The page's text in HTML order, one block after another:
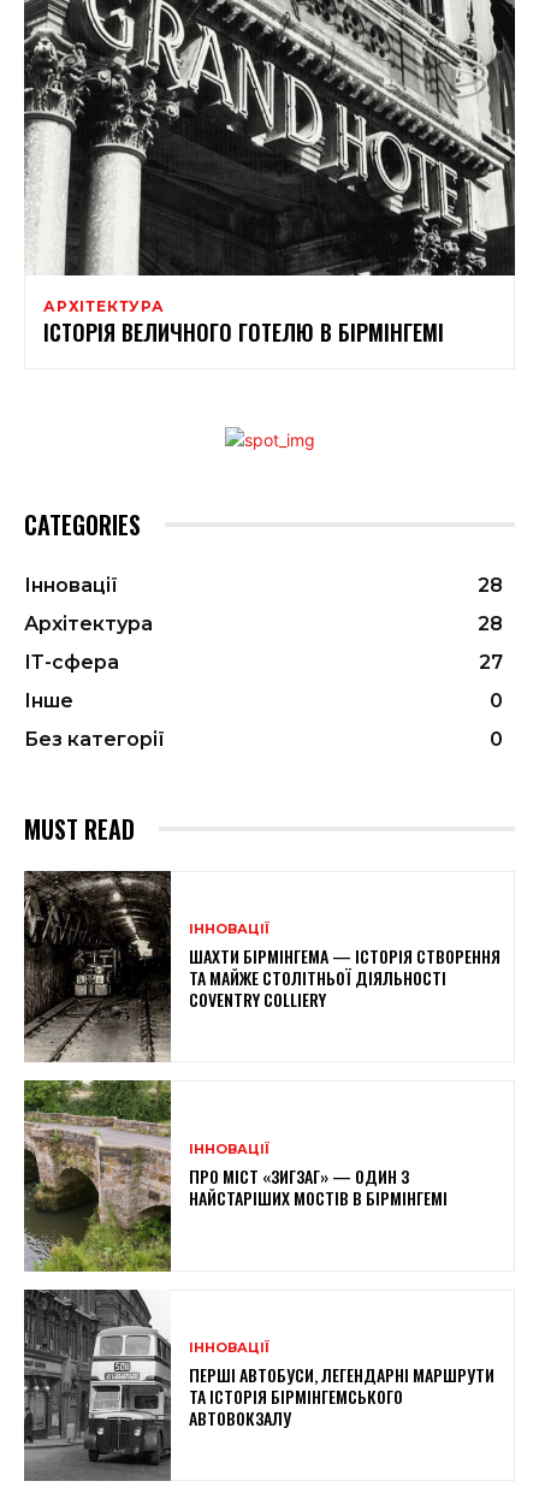
АРХІТЕКТУРА
ІСТОРІЯ ВЕЛИЧНОГО ГОТЕЛЮ В БІРМІНГЕМІ
CATEGORIES
Інновації
28
Архітектура
28
ІТ-сфера
27
Інше
0
Без категорії
0
MUST READ
ІННОВАЦІЇ
ШАХТИ БІРМІНГЕМА — ІСТОРІЯ СТВОРЕННЯ
ТА МАЙЖЕ СТОЛІТНЬОЇ ДІЯЛЬНОСТІ
COVENTRY COLLIERY
ІННОВАЦІЇ
ПРО МІСТ «ЗИГЗАГ» — ОДИН З
НАЙСТАРІШИХ МОСТІВ В БІРМІНГЕМІ
ІННОВАЦІЇ
ПЕРШІ АВТОБУСИ, ЛЕГЕНДАРНІ МАРШРУТИ
ТА ІСТОРІЯ БІРМІНГЕМСЬКОГО
АВТОВОКЗАЛУ